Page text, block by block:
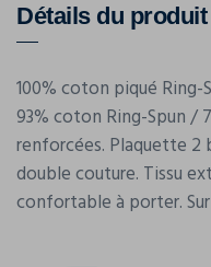
Détails du produit
100% coton piqué
93% coton Ring-Spun /
renforcées. Plaquette
double couture. Tissu
confortable à porter.